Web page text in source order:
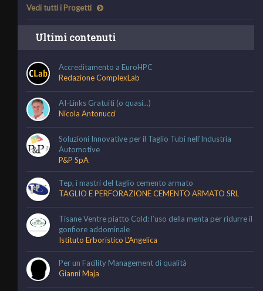
Vedi tutti i Progetti
Ultimi contenuti
Accreditamento a EuroHPC
Redazione ComplexLab
AI-Links Gratuiti (o quasi...)
Nicola Antonucci
Soluzioni Innovative per il Taglio Tubi nell'Industria
Automotive
P&P SpA
Tep, i mastri del taglio cemento armato
TAGLIO E PERFORAZIONE CEMENTO ARMATO SRL
Tisane Ventre piatto Cold: l’uso della menta per ridurre il
gonfiore addominale
Istituto Erboristico L'Angelica
Per un Facility Management di qualità
Gianni Maja